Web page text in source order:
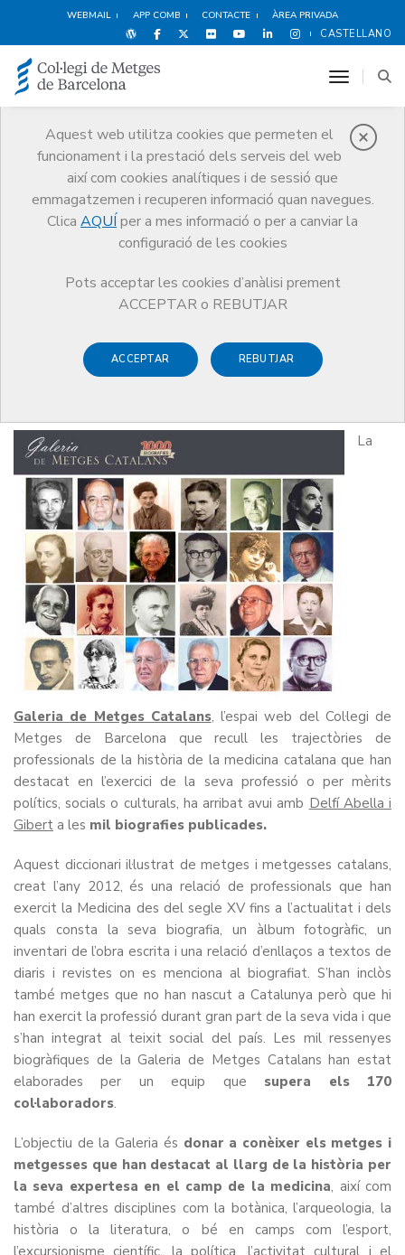
WEBMAIL APP COMB CONTACTE ÀREA PRIVADA
CASTELLANO
Aquest web utilitza cookies que permeten el
funcionament i la prestació dels serveis del web
així com cookies analítiques i de sessió que
emmagatzemen i recuperen informació quan navegues.
Clica AQUÍ per a mes informació o per a canviar la
configuració de les cookies
Pots acceptar les cookies d’anàlisi prement
ACCEPTAR o REBUTJAR
ACCEPTAR REBUTJAR
toggle
Notícies
Comunicació
Notícies
La Galeria de Metges Catalans arriba al miler de biografies
15 D’OCTUBRE DE 2019
La Galeria de Metges Catalans
La
Galeria de Metges Catalans, l’espai web del Col·legi de
Metges de Barcelona que recull les trajectòries de
professionals de la història de la medicina catalana que han
destacat en l’exercici de la seva professió o per mèrits
polítics, socials o culturals, ha arribat avui amb Delfí Abella i
Gibert a les mil biografies publicades.
Aquest diccionari il·lustrat de metges i metgesses catalans,
creat l’any 2012, és una relació de professionals que han
exercit la Medicina des del segle XV fins a l’actualitat i dels
quals consta la seva biografia, un àlbum fotogràfic, un
inventari de l’obra escrita i una relació d’enllaços a textos de
diaris i revistes on es menciona al biografiat. S’han inclòs
també metges que no han nascut a Catalunya però que hi
han exercit la professió durant gran part de la seva vida i que
s’han integrat al teixit social del país. Les mil ressenyes
biogràfiques de la Galeria de Metges Catalans han estat
elaborades per un equip que supera els 170
col·laboradors.
L’objectiu de la Galeria és donar a conèixer els metges i
metgesses que han destacat al llarg de la història per
la seva expertesa en el camp de la medicina, així com
també d’altres disciplines com la botànica, l’arqueologia, la
història o la literatura, o bé en camps com l’esport,